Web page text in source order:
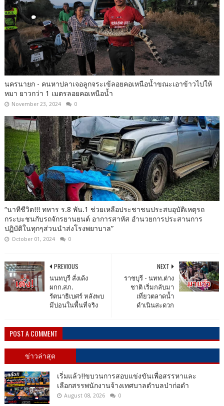
นครนายก - คนหาปลาเจอลูกจระเข้ลอยคอเหนือน้ำขณะเอาข้าวไปให้
หมา ยาวกว่า 1 เมตรลอยคอเหนือน้ำ
November 23, 2024 0
“นาทีชีวิต!!! ทหาร ร.8 พัน.1 ช่วยเหลือประชาชนประสบอุบัติเหตุรถ
กระบะชนกับรถจักรยานยนต์ อาการสาหัส อำนวยการประสานการ
ปฏิบัติในทุกๆส่วนนำส่งโรงพยาบาล”
October 01, 2024 0
NEXT
ราชบุรี - นทท.ต่าง
ชาติ เริ่มกลับมา
เที่ยวตลาดน้ำ
ดำเนินสะดวก
PREVIOUS
นนทบุรี สั่งเด้ง
ผกก.สภ.
รัตนาธิเบศร์ หลังพบ
มีบ่อนในพื้นที่จริง
POST A COMMENT
ข่าวล่าสุด
เริ่มแล้ว!!ขบวนการสอบแข่งขันเพื่อสรรหาและ
เลือกสรรพนักงานจ้างเทศบาลตำบลป่าก่อดำ
August 08, 2026 0